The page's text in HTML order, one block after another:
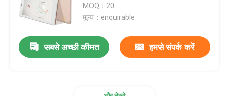
उत्पाद
प्रोसेसर रिस्पांसिव सीएम520
MOQ：20
मूल्य：enquirable
सबसे अच्छी कीमत हमसे संपर्क करें